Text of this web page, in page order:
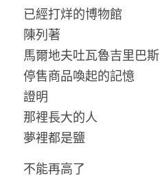
已經打烊的博物館
陳列著
馬爾地夫吐瓦魯吉里巴斯
停售商品喚起的記憶
證明
那裡長大的人
夢裡都是鹽
不能再高了